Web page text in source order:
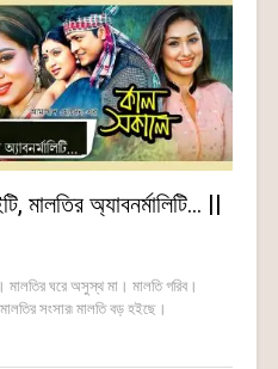
মালতির অ্যাবনর্মালিটি… ||
মালতির ঘরে অসুস্থ মা। মালতি গরিব।
সংসার৷ মালতি বড় হইছে।